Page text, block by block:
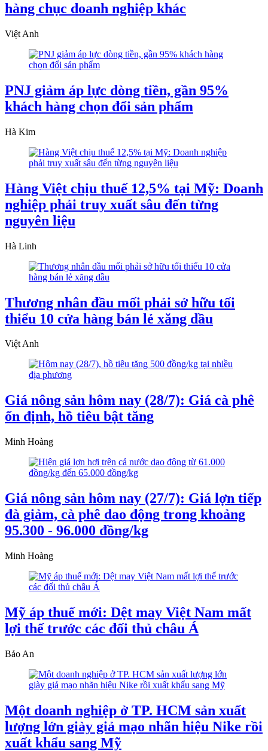
hàng chục doanh nghiệp khác
Việt Anh
PNJ giảm áp lực dòng tiền, gần 95%
khách hàng chọn đổi sản phẩm
Hà Kim
Hàng Việt chịu thuế 12,5% tại Mỹ: Doanh
nghiệp phải truy xuất sâu đến từng
nguyên liệu
Hà Linh
Thương nhân đầu mối phải sở hữu tối
thiểu 10 cửa hàng bán lẻ xăng dầu
Việt Anh
Giá nông sản hôm nay (28/7): Giá cà phê
ổn định, hồ tiêu bật tăng
Minh Hoàng
Giá nông sản hôm nay (27/7): Giá lợn tiếp
đà giảm, cà phê dao động trong khoảng
95.300 - 96.000 đồng/kg
Minh Hoàng
Mỹ áp thuế mới: Dệt may Việt Nam mất
lợi thế trước các đối thủ châu Á
Bảo An
Một doanh nghiệp ở TP. HCM sản xuất
lượng lớn giày giả mạo nhãn hiệu Nike rồi
xuất khẩu sang Mỹ